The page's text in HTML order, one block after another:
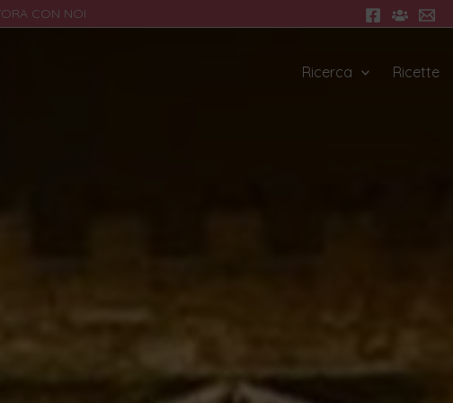
CON NOI
Ricerca Ricette